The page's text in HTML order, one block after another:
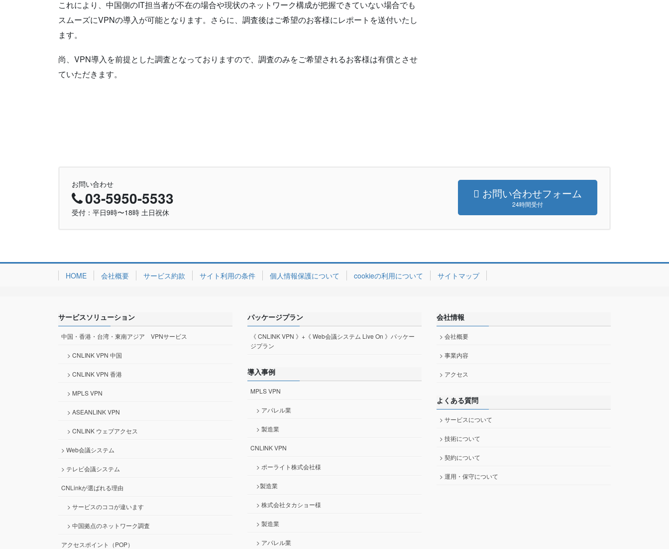
これにより、中国側のIT担当者が不在の場合や現状のネットワーク構成が把握できていない場合でも
スムーズにVPNの導入が可能となります。さらに、調査後はご希望のお客様にレポートを送付いたし
ます。
尚、VPN導入を前提とした調査となっておりますので、調査のみをご希望されるお客様は有償とさせ
ていただきます。
お問い合わせ
03-5950-5533
受付：平日9時〜18時 土日祝休
お問い合わせフォーム
24時間受付
HOME 会社概要 サービス約款 サイト利用の条件 個人情報保護について cookieの利用について サイトマップ
サービスソリューション
中国・香港・台湾・東南アジア VPNサービス
> CNLINK VPN 中国
> CNLINK VPN 香港
> MPLS VPN
> ASEANLINK VPN
> CNLINK ウェブアクセス
> Web会議システム
> テレビ会議システム
CNLinkが選ばれる理由
> サービスのココが違います
> 中国拠点のネットワーク調査
アクセスポイント（POP）
パッケージプラン
《 CNLINK VPN 》+《 Web会議システム Live On 》パッケー
ジプラン
導入事例
MPLS VPN
> アパレル業
> 製造業
CNLINK VPN
> ポーライト株式会社様
>製造業
> 株式会社タカショー様
> 製造業
> アパレル業
会社情報
> 会社概要
> 事業内容
> アクセス
よくある質問
> サービスについて
> 技術について
> 契約について
> 運用・保守について